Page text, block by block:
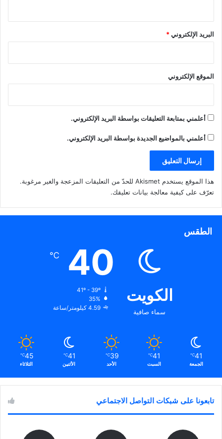
البريد الإلكتروني*
الموقع الإلكتروني
أعلمني بمتابعة التعليقات بواسطة البريد الإلكتروني.
أعلمني بالمواضيع الجديدة بواسطة البريد الإلكتروني.
هذا الموقع يستخدم Akismet للحدّ من التعليقات المزعجة والغير مرغوبة.
تعرّف على كيفية معالجة بيانات تعليقك.
الطقس
الكويت
سماء صافية
40
℃
41º - 39º
35%
4.59 كيلومتر/ساعة
41
℃
الجمعة
41
℃
السبت
39
℃
الأحد
41
℃
الأثنين
45
℃
الثلاثاء
تابعونا على شبكات التواصل الاجتماعي